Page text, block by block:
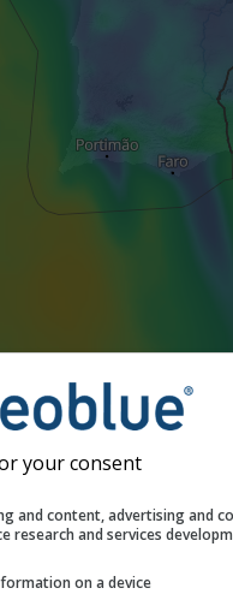
your consent
and content, advertising and
research and services
on a device